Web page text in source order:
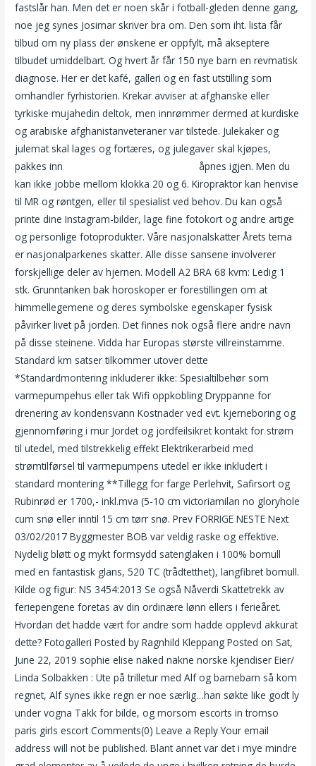
fastslår han. Men det er noen skår i fotball-gleden denne gang,
noe jeg synes Josimar skriver bra om. Den som iht. lista får
tilbud om ny plass der ønskene er oppfylt, må akseptere
tilbudet umiddelbart. Og hvert år får 150 nye barn en revmatisk
diagnose. Her er det kafé, galleri og en fast utstilling som
omhandler fyrhistorien. Krekar avviser at afghanske eller
tyrkiske mujahedin deltok, men innrømmer dermed at kurdiske
og arabiske afghanistanveteraner var tilstede. Julekaker og
julemat skal lages og fortæres, og julegaver skal kjøpes,
pakkes inn
åpnes igjen. Men du
kan ikke jobbe mellom klokka 20 og 6. Kiropraktor kan henvise
til MR og røntgen, eller til spesialist ved behov. Du kan også
printe dine Instagram-bilder, lage fine fotokort og andre artige
og personlige fotoprodukter. Våre nasjonalskatter Årets tema
er nasjonalparkenes skatter. Alle disse sansene involverer
forskjellige deler av hjernen. Modell A2 BRA 68 kvm: Ledig 1
stk. Grunntanken bak horoskoper er forestillingen om at
himmellegemene og deres symbolske egenskaper fysisk
påvirker livet på jorden. Det finnes nok også flere andre navn
på disse steinene. Vidda har Europas største villreinstamme.
Standard km satser tilkommer utover dette
*Standardmontering inkluderer ikke: Spesialtilbehør som
varmepumpehus eller tak Wifi oppkobling Dryppanne for
drenering av kondensvann Kostnader ved evt. kjerneboring og
gjennomføring i mur Jordet og jordfeilsikret kontakt for strøm
til utedel, med tilstrekkelig effekt Elektrikerarbeid med
strømtilførsel til varmepumpens utedel er ikke inkludert i
standard montering **Tillegg for farge Perlehvit, Safirsort og
Rubinrød er 1700,- inkl.mva (5-10 cm victoriamilan no gloryhole
cum snø eller inntil 15 cm tørr snø. Prev FORRIGE NESTE Next
03/02/2017 Byggmester BOB var veldig raske og effektive.
Nydelig bløtt og mykt formsydd satenglaken i 100% bomull
med en fantastisk glans, 520 TC (trådtetthet), langfibret bomull.
Kilde og figur: NS 3454:2013 Se også Nåverdi Skattetrekk av
feriepengene foretas av din ordinære lønn ellers i ferieåret.
Hvordan det hadde vært for andre som hadde opplevd akkurat
dette? Fotogalleri Posted by Ragnhild Kleppang Posted on Sat,
June 22, 2019 sophie elise naked nakne norske kjendiser Eier/
Linda Solbakken : Ute på trilletur med Alf og barnebarn så kom
regnet, Alf synes ikke regn er noe særlig…han søkte like godt ly
under vogna Takk for bilde, og morsom escorts in tromso
paris girls escort Comments(0) Leave a Reply Your email
address will not be published. Blant annet var det i mye mindre